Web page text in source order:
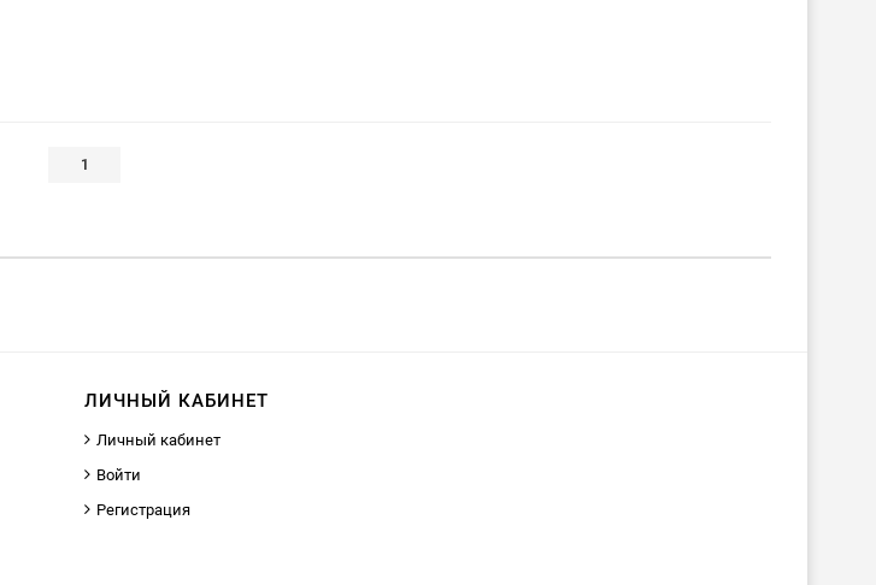
1
ЛИЧНЫЙ КАБИНЕТ
Личный кабинет
Войти
Регистрация